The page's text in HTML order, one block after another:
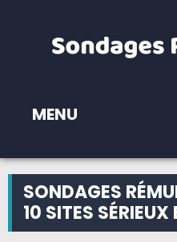
MENU
SONDAGES
10 SITES